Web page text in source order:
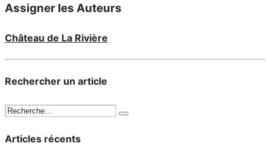
Assigner les Auteurs
Château de La Rivière
Rechercher un article
Articles récents